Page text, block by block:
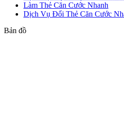
Làm Thẻ Căn Cước Nhanh
Dịch Vụ Đổi Thẻ Căn Cước
Bản đồ